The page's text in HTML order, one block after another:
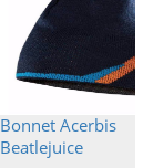
Bonnet Acerbis
Beatlejuice